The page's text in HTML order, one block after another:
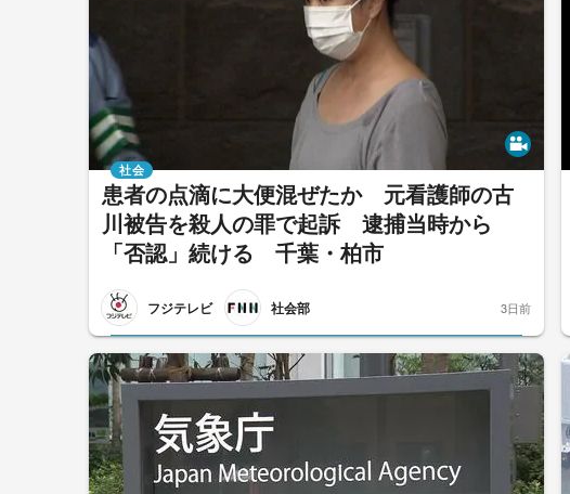
患者の点滴に大便混ぜたか 元看護師の古
川被告を殺人の罪で起訴 逮捕当時から
「否認」続ける 千葉・柏市
フジテレビ 社会部
社会
3日前